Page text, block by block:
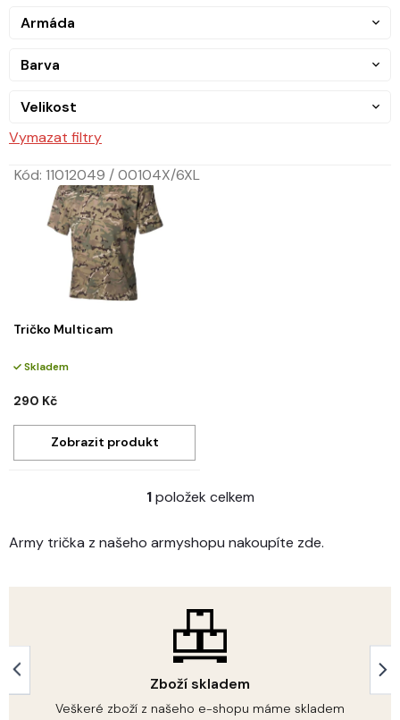
Armáda
Barva
Velikost
Vymazat filtry
Tričko Multicam
Skladem
290 Kč
Kód: 11012049 / 00104X/6XL
O
l
á
a
c
í
p
r
v
k
y
1položek celkem
Army trička z našeho armyshopu nakoupíte zde.
Zboží skladem
Veškeré zboží z našeho e-shopu máme skladem